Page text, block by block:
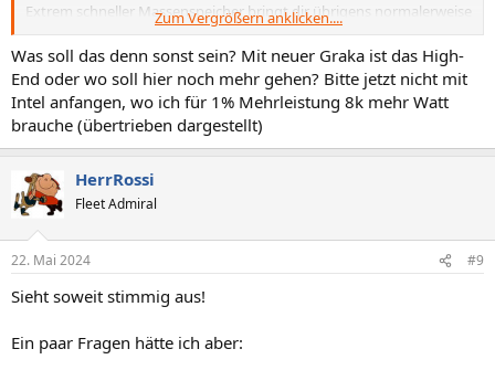
Extrem schneller Massenspeicher bringt dir übrigens normalerweise
kein Mehrwert in nem Gaming PC.
Zum Vergrößern anklicken....
Was soll das denn sonst sein? Mit neuer Graka ist das High-
End oder wo soll hier noch mehr gehen? Bitte jetzt nicht mit
Intel anfangen, wo ich für 1% Mehrleistung 8k mehr Watt
brauche (übertrieben dargestellt)
HerrRossi
Fleet Admiral
22. Mai 2024 #9
Sieht soweit stimmig aus!
Ein paar Fragen hätte ich aber: